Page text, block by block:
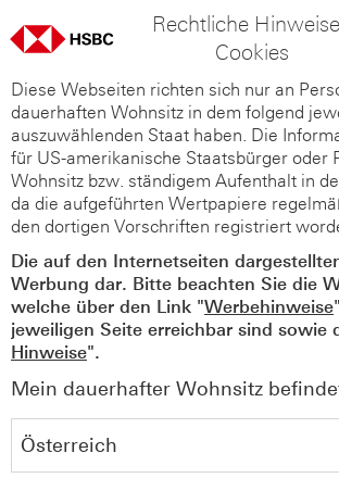
Rechtliche
Cookies
Diese Webseiten richten sich nur an
dauerhaften Wohnsitz in dem folgend
auszuwählenden Staat haben. Die
für US-amerikanische Staatsbürger oder
Wohnsitz bzw. ständigem Aufenthalt in
da die aufgeführten Wertpapiere
den dortigen Vorschriften registriert
Die auf den Internetseiten
Werbung dar. Bitte beachten Sie die
welche über den Link "Werbehinweise
jeweiligen Seite erreichbar sind sowie
Hinweise".
Mein dauerhafter Wohnsitz